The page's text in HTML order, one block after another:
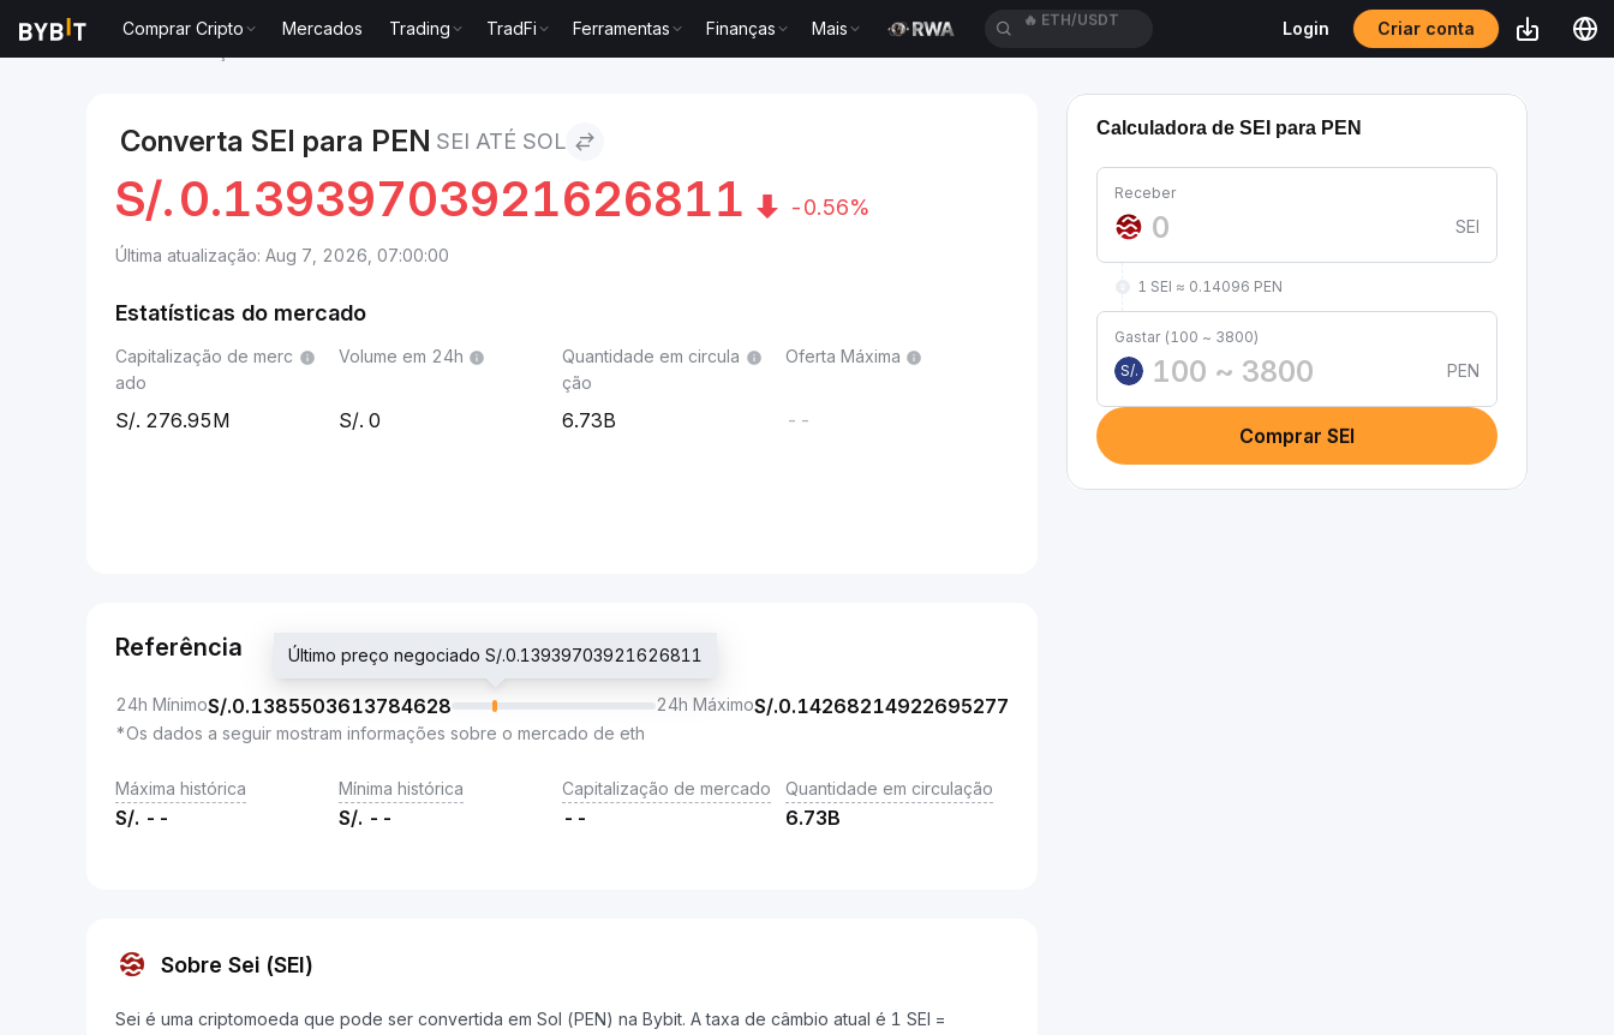
Comprar Cripto Mercados Trading TradFi Ferramentas Finanças Mais 🔥 ACEUSDT Login Criar conta
Converta SEI para PEN SEI ATÉ SOL
S/.0.13939703921626811 -0.56%
Última atualização: Aug 7, 2026, 07:00:00
Estatísticas do mercado
Capitalização de merc
ado
276.95M
Volume em 24h
0
Quantidade em circula
ção
6.73B
Oferta Máxima
--
Referência
24h MínimoS/.0.1385503613784628
Último preço negociado S/.0.13939703921626811
24h MáximoS/.0.14268214922695277
*Os dados a seguir mostram informações sobre o mercado de eth
Máxima histórica
S/. --
Mínima histórica
S/. --
Capitalização de mercado
--
Quantidade em circulação
6.73B
Sobre Sei (SEI)
Sei é uma criptomoeda que pode ser convertida em Sol (PEN) na Bybit. A taxa de câmbio atual é 1 SEI =
Calculadora de SEI para PEN
Receber
SEI
1 SEI ≈ 0.14096 PEN
Gastar (100 ~ 3800)
S/.
PEN
Comprar SEI